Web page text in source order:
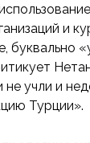
и
буквально
не учли и
Турции».